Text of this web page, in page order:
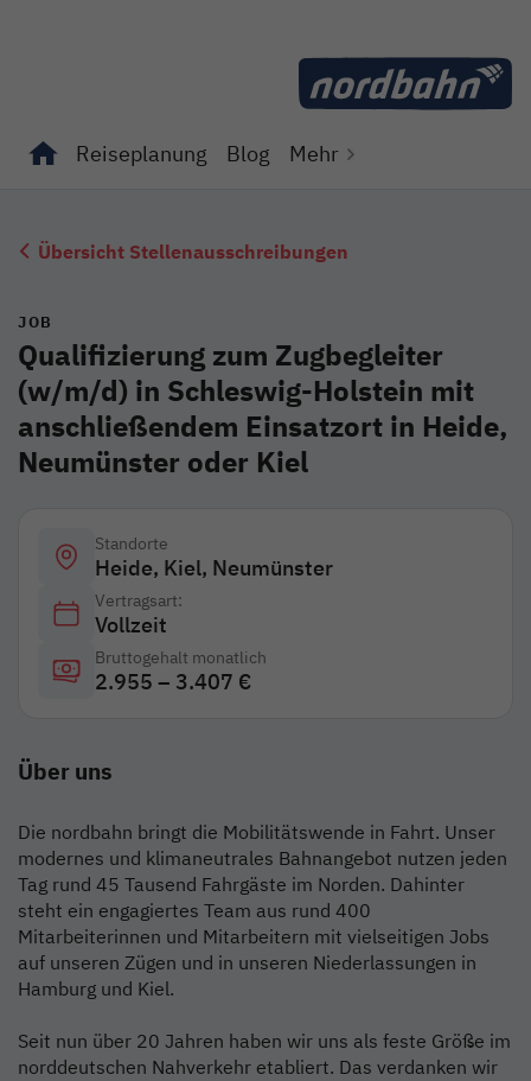
Reiseplanung Blog Mehr
Übersicht Stellenausschreibungen
JOB
Qualifizierung zum Zugbegleiter
(w/m/d) in Schleswig-Holstein mit
anschließendem Einsatzort in Heide,
Neumünster oder Kiel
Standorte
Heide, Kiel, Neumünster
Vertragsart:
Vollzeit
Bruttogehalt monatlich
2.955 – 3.407 €
Über uns
Die nordbahn bringt die Mobilitätswende in Fahrt. Unser
modernes und klimaneutrales Bahnangebot nutzen jeden
Tag rund 45 Tausend Fahrgäste im Norden. Dahinter
steht ein engagiertes Team aus rund 400
Mitarbeiterinnen und Mitarbeitern mit vielseitigen Jobs
auf unseren Zügen und in unseren Niederlassungen in
Hamburg und Kiel.
Seit nun über 20 Jahren haben wir uns als feste Größe im
norddeutschen Nahverkehr etabliert. Das verdanken wir